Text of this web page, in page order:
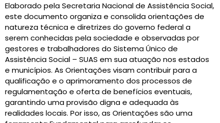
Elaborado pela Secretaria Nacional de Assistência Social,
este documento organiza e consolida orientações de
natureza técnica e diretrizes do governo federal a
serem conhecidas pela sociedade e observadas por
gestores e trabalhadores do Sistema Único de
Assistência Social – SUAS em sua atuação nos estados
e municípios. As Orientações visam contribuir para a
qualificação e o aprimoramento dos processos de
regulamentação e oferta de benefícios eventuais,
garantindo uma provisão digna e adequada às
realidades locais. Por isso, as Orientações são uma